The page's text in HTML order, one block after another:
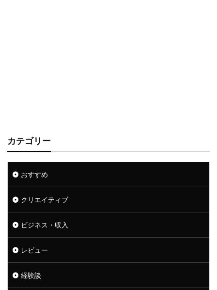
カテゴリー
おすすめ
クリエイティブ
ビジネス・収入
レビュー
経験談